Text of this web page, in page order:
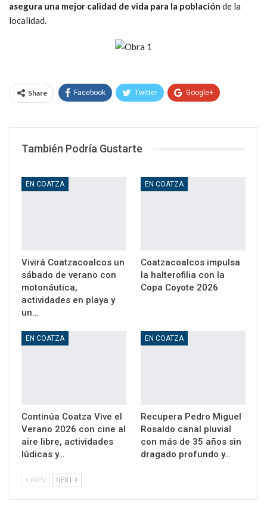
asegura una mejor calidad de vida para la población de la
localidad.
Share Facebook Twitter Google+
También Podría Gustarte
EN COATZA
Vivirá Coatzacoalcos un
sábado de verano con
motonáutica,
actividades en playa y
un…
EN COATZA
Coatzacoalcos impulsa
la halterofilia con la
Copa Coyote 2026
EN COATZA
Continúa Coatza Vive el
Verano 2026 con cine al
aire libre, actividades
lúdicas y…
EN COATZA
Recupera Pedro Miguel
Rosaldo canal pluvial
con más de 35 años sin
dragado profundo y…
PREV NEXT